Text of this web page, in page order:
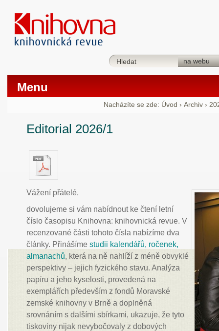
Menu
Nacházíte se zde: Úvod › Archiv ›
Editorial 2026/1
Vážení přátelé,
dovolujeme si vám nabídnout ke čtení letní
číslo časopisu Knihovna: knihovnická revue. V
recenzované části tohoto čísla nabízíme dva
články. Přinášímestudii kalendářů, ročenek,
almanachů, která na ně nahlíží z méně obvyklé
perspektivy – jejich fyzického stavu. Analýza
papíru a jeho kyselosti, provedená na
exemplářích především z fondů Moravské
zemské knihovny v Brně a doplněná
srovnáním s dalšími sbírkami, ukazuje, že tyto
tiskoviny nijak nevybočovaly z dobových